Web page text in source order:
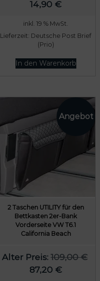
a
:
1
4
€
5
14,90 €
inkl. 19 % MwSt.
Lieferzeit: Deutsche Post Brief
(Prio)
In den Warenkorb
2 Taschen UTILITY für den
Bettkasten 2er-Bank
Vorderseite VW T6.1
California Beach
Alter Preis: 109,00€
U
87,20 €A